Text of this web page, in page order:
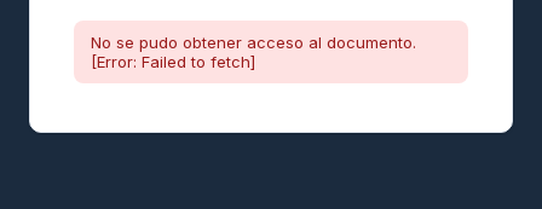
No se pudo obtener acceso al documento.
[Error: Failed to fetch]